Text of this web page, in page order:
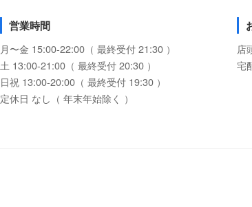
営業時間
月〜金 15:00-22:00（ 最終受付 21:30 ）
土 13:00-21:00（ 最終受付 20:30 ）
日祝 13:00-20:00（ 最終受付 19:30 ）
定休日 なし（ 年末年始除く ）
店
宅